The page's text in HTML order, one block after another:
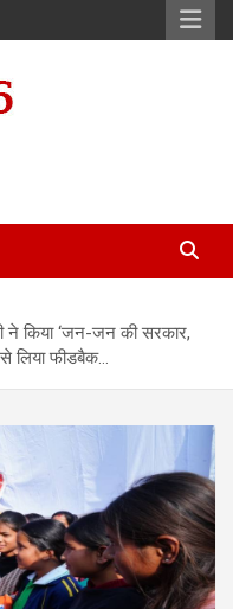
ने किया ‘जन-जन की सरकार,
से लिया फीडबैक…